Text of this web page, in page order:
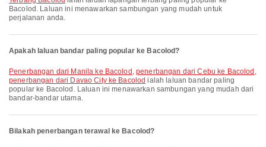
Bacolod. Laluan ini menawarkan sambungan yang mudah untuk
perjalanan anda.
Apakah laluan bandar paling popular ke Bacolod?
penerbangan dari Manila ke Bacolod ,penerbangan dari Cebu ke Bacolod ,
penerbangan dari Davao City ke Bacolod ialah laluan bandar paling
popular ke Bacolod. Laluan ini menawarkan sambungan yang mudah dari
bandar-bandar utama.
Bilakah penerbangan terawal ke Bacolod?